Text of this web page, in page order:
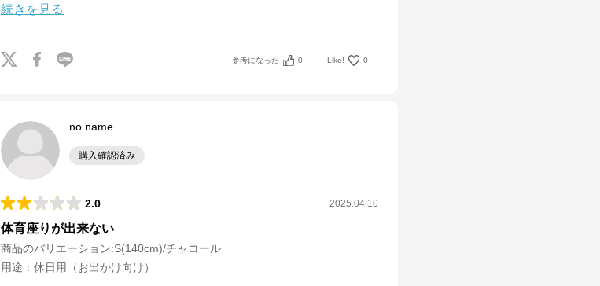
続きを見る
参考になった 0 Like! 0
no name
購入確認済み
2.0 2025.04.10
体育座りが出来ない
商品のバリエーション:S(140cm)/チャコール
用途 ： 休日用（お出かけ向け）